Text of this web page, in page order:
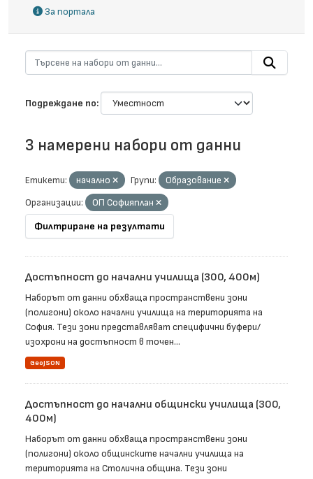
За портала
Подреждане по
3 намерени набори от данни
Етикети: начално Групи:
Образование
Организации:
ОП Софияплан
Филтриране на резултати
Достъпност до начални училища (300, 400м)
Наборът от данни обхваща пространствени зони
(полигони) около начални училища на територията на
София. Тези зони представляват специфични буфери/
изохрони на достъпност в точен...
GeoJSON
Достъпност до начални общински училища (300,
400м)
Наборът от данни обхваща пространствени зони
(полигони) около общинските начални училища на
територията на Столична община. Тези зони